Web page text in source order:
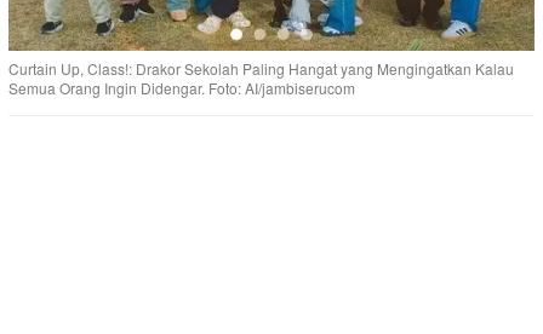
Curtain Up, Class!: Drakor Sekolah Paling Hangat yang Mengingatkan Kalau
Semua Orang Ingin Didengar. Foto: AI/jambiserucom